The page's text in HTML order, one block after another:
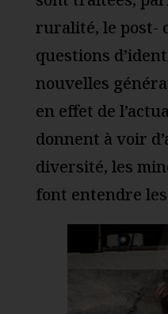
ruralité, le post-
questions
nouvelles
en effet de
donnent à voir
diversité, les
font entendre